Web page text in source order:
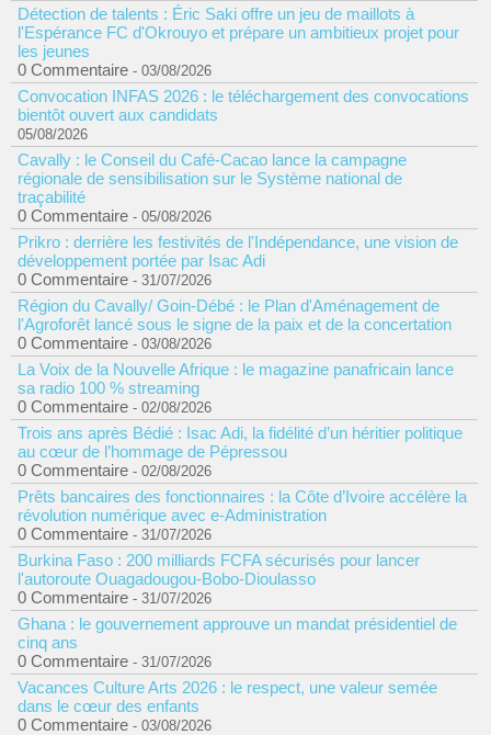
Détection de talents : Éric Saki offre un jeu de maillots à
l'Espérance FC d'Okrouyo et prépare un ambitieux projet pour
les jeunes
0 Commentaire - 03/08/2026
Convocation INFAS 2026 : le téléchargement des convocations
bientôt ouvert aux candidats
05/08/2026
Cavally : le Conseil du Café-Cacao lance la campagne
régionale de sensibilisation sur le Système national de
traçabilité
0 Commentaire - 05/08/2026
Prikro : derrière les festivités de l'Indépendance, une vision de
développement portée par Isac Adi
0 Commentaire - 31/07/2026
Région du Cavally/ Goin-Débé : le Plan d'Aménagement de
l'Agroforêt lancé sous le signe de la paix et de la concertation
0 Commentaire - 03/08/2026
La Voix de la Nouvelle Afrique : le magazine panafricain lance
sa radio 100 % streaming
0 Commentaire - 02/08/2026
Trois ans après Bédié : Isac Adi, la fidélité d’un héritier politique
au cœur de l’hommage de Pépressou
0 Commentaire - 02/08/2026
Prêts bancaires des fonctionnaires : la Côte d’Ivoire accélère la
révolution numérique avec e-Administration
0 Commentaire - 31/07/2026
Burkina Faso : 200 milliards FCFA sécurisés pour lancer
l'autoroute Ouagadougou-Bobo-Dioulasso
0 Commentaire - 31/07/2026
Ghana : le gouvernement approuve un mandat présidentiel de
cinq ans
0 Commentaire - 31/07/2026
Vacances Culture Arts 2026 : le respect, une valeur semée
dans le cœur des enfants
0 Commentaire - 03/08/2026